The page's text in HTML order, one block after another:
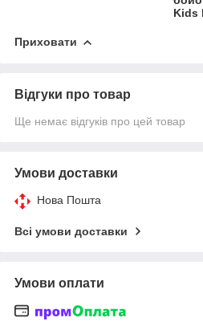
Kids
Приховати
Відгуки про товар
Ще немає відгуків про цей товар
Умови доставки
Нова Пошта
Всі умови доставки
Умови оплати